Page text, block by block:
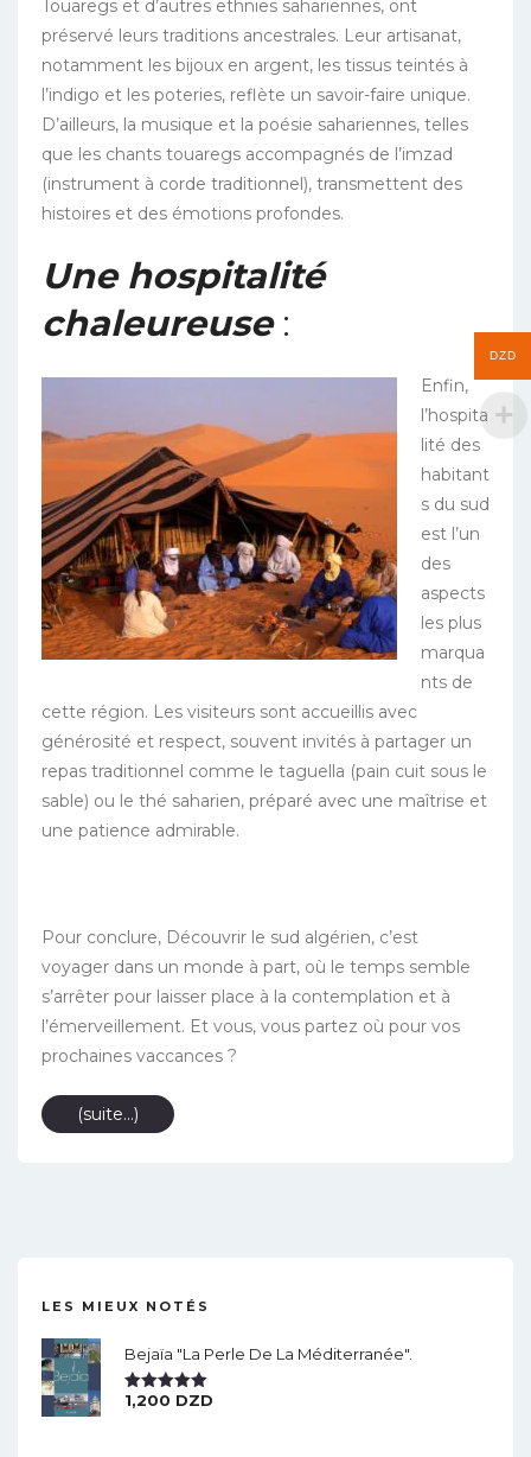
Touaregs et d’autres ethnies sahariennes, ont
préservé leurs traditions ancestrales. Leur artisanat,
notamment les bijoux en argent, les tissus teintés à
l’indigo et les poteries, reflète un savoir-faire unique.
D’ailleurs, la musique et la poésie sahariennes, telles
que les chants touaregs accompagnés de l’imzad
(instrument à corde traditionnel), transmettent des
histoires et des émotions profondes.
Une hospitalité
chaleureuse:
Enfin,
l’hospita
lité des
habitant
s du sud
est l’un
des
aspects
les plus
marqua
nts de
cette région. Les visiteurs sont accueillis avec
générosité et respect, souvent invités à partager un
repas traditionnel comme le taguella (pain cuit sous le
sable) ou le thé saharien, préparé avec une maîtrise et
une patience admirable.
Pour conclure, Découvrir le sud algérien, c’est
voyager dans un monde à part, où le temps semble
s’arrêter pour laisser place à la contemplation et à
l’émerveillement. Et vous, vous partez où pour vos
prochaines vaccances ?
(suite…)
LES MIEUX NOTÉS
Bejaïa "la Perle De La Méditerranée".
Note5.00
1,200 DZD
DZD